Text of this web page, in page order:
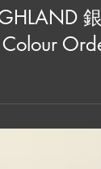
銀
Order